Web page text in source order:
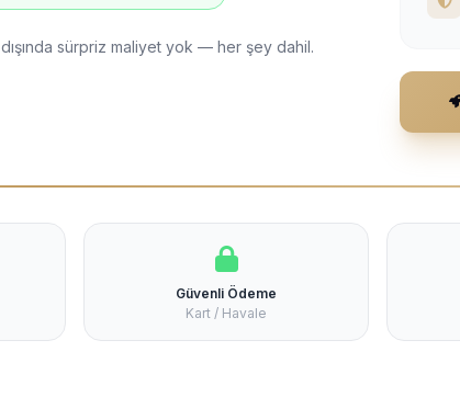
dışında sürpriz maliyet yok — her şey dahil.
Güvenli Ödeme
Kart / Havale